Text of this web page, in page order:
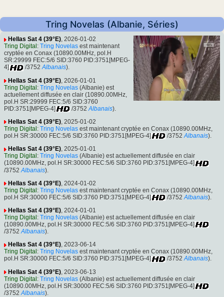
Tring Novelas (Albanie, Séries)
Hellas Sat 4 (39°E), 2026-01-02
Tring Digital : Tring Novelas est maintenant
cryptée en Conax (10890.00MHz, pol.H
SR:29999 FEC:5/6 SID:3760 PID:3751[MPEG-
4]
/3752 Albanais).
Hellas Sat 4 (39°E) , 2026-01-01
Tring Digital: Tring Novelas (Albanie) est
actuellement diffusée en clair (10890.00MHz,
pol.H SR:29999 FEC:5/6 SID:3760
PID:3751[MPEG-4]
/3752 Albanais).
Hellas Sat 4 (39°E), 2025-01-02
Tring Digital : Tring Novelas est maintenant cryptée en Conax (10890.00MHz,
pol.H SR:30000 FEC:5/6 SID:3760 PID:3751[MPEG-4]
/3752 Albanais).
Hellas Sat 4 (39°E), 2025-01-01
Tring Digital : Tring Novelas (Albanie) est actuellement diffusée en clair
(10890.00MHz, pol.H SR:30000 FEC:5/6 SID:3760 PID:3751[MPEG-4]
/3752 Albanais).
Hellas Sat 4 (39°E) , 2024-01-02
Tring Digital: Tring Novelas est maintenant cryptée en Conax (10890.00MHz,
pol.H SR:30000 FEC:5/6 SID:3760 PID:3751[MPEG-4]
/3752 Albanais).
Hellas Sat 4 (39°E), 2024-01-01
Tring Digital : Tring Novelas (Albanie) est actuellement diffusée en clair
(10890.00MHz, pol.H SR:30000 FEC:5/6 SID:3760 PID:3751[MPEG-4]
/3752 Albanais).
Hellas Sat 4 (39°E), 2023-06-14
Tring Digital : Tring Novelas est maintenant cryptée en Conax (10890.00MHz,
pol.H SR:30000 FEC:5/6 SID:3760 PID:3751[MPEG-4]
/3752 Albanais).
Hellas Sat 4 (39°E) , 2023-06-13
Tring Digital: Tring Novelas (Albanie) est actuellement diffusée en clair
(10890.00MHz, pol.H SR:30000 FEC:5/6 SID:3760 PID:3751[MPEG-4]
/3752 Albanais).